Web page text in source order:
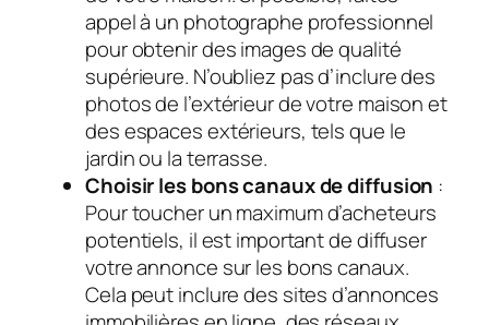
appel à un photographe professionnel
pour obtenir des images de qualité
supérieure. N’oubliez pas d’inclure des
photos de l’extérieur de votre maison et
des espaces extérieurs, tels que le
jardin ou la terrasse.
Choisir les bons canaux de diffusion :
Pour toucher un maximum d’acheteurs
potentiels, il est important de diffuser
votre annonce sur les bons canaux.
Cela peut inclure des sites d’annonces